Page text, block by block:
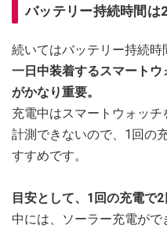
バッテリー持続時間は
続いてはバッテリー持続時
一日中装着するスマート
がかなり重要。
充電中はスマートウォッ
計測できないので、1回の
すすめです。
目安として、1回の充電で2
中には、ソーラー充電が